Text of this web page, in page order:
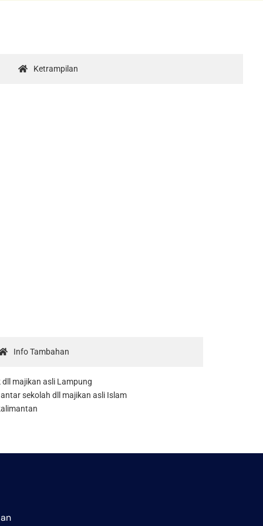
Ketrampilan
Info Tambahan
majikan asli Lampung
sekolah dll majikan asli Islam